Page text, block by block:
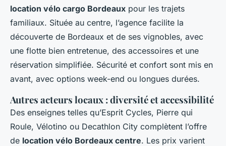
location vélo cargo Bordeaux pour les trajets
familiaux. Située au centre, l’agence facilite la
découverte de Bordeaux et de ses vignobles, avec
une flotte bien entretenue, des accessoires et une
réservation simplifiée. Sécurité et confort sont mis en
avant, avec options week-end ou longues durées.
Autres acteurs locaux : diversité et accessibilité
Des enseignes telles qu’Esprit Cycles, Pierre qui
Roule, Vélotino ou Decathlon City complètent l’offre
de location vélo Bordeaux centre. Les prix varient